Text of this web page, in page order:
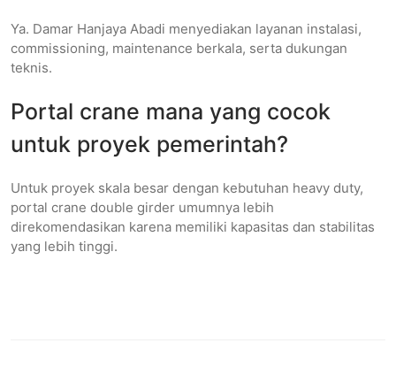
Ya. Damar Hanjaya Abadi menyediakan layanan instalasi,
commissioning, maintenance berkala, serta dukungan
teknis.
Portal crane mana yang cocok
untuk proyek pemerintah?
Untuk proyek skala besar dengan kebutuhan heavy duty,
portal crane double girder umumnya lebih
direkomendasikan karena memiliki kapasitas dan stabilitas
yang lebih tinggi.